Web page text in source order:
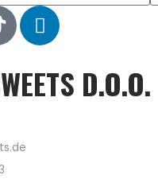
D.O.O.